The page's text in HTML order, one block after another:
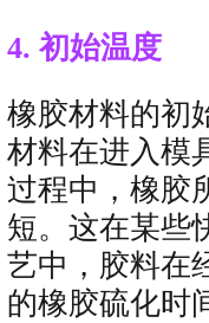
4. 初始温度
橡胶材料的初
材料在进入模
过程中，橡胶
短。这在某些
艺中，胶料在
的橡胶硫化时